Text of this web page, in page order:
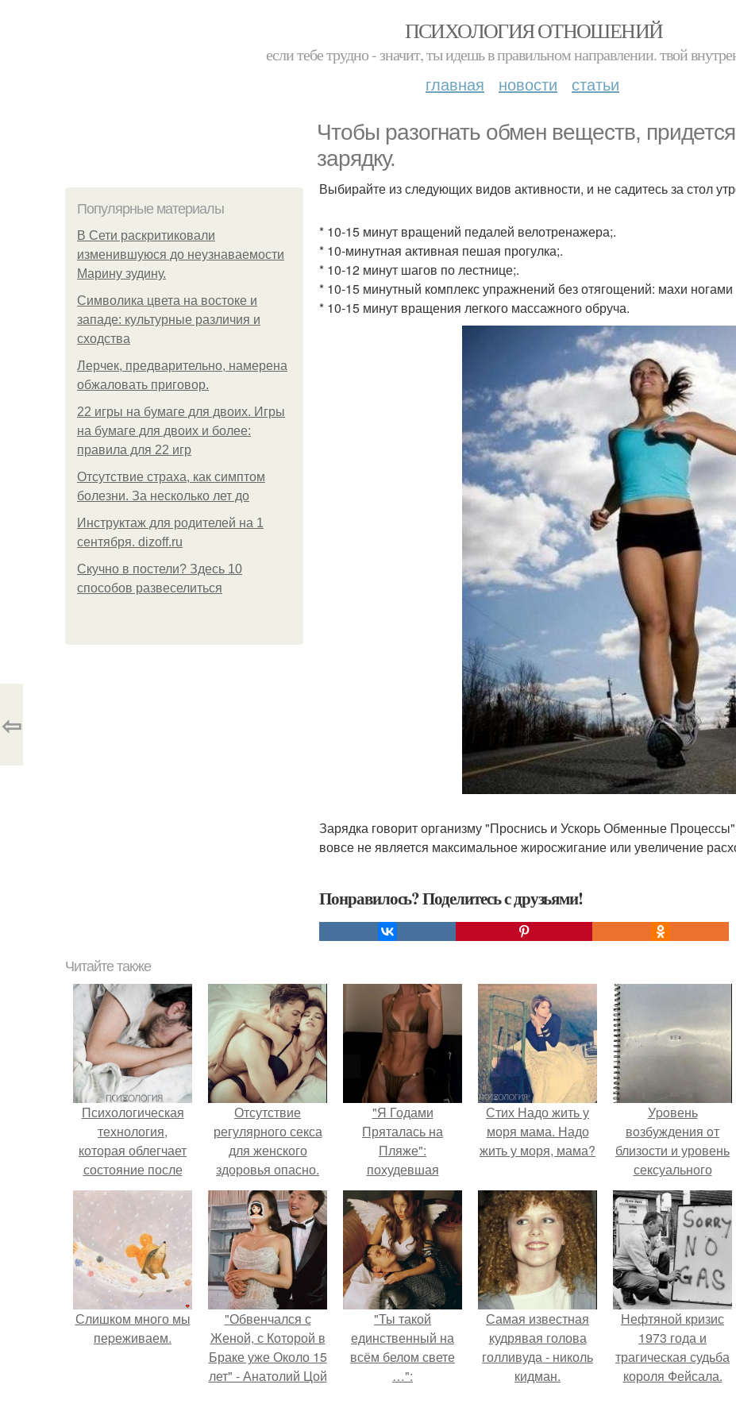
ПСИХОЛОГИЯ ОТНОШЕНИЙ
если тебе трудно - значит, ты идешь в правильном направлении. твой
главная новости статьи
Чтобы разогнать обмен веществ,
зарядку.
Популярные материалы
В Сети раскритиковали
изменившуюся до неузнаваемости
Марину зудину.
Символика цвета на востоке и
западе: культурные различия и
сходства
Лерчек, предварительно, намерена
обжаловать приговор.
22 игры на бумаге для двоих. Игры
на бумаге для двоих и более:
правила для 22 игр
Отсутствие страха, как симптом
болезни. За несколько лет до
Инструктаж для родителей на 1
сентября. dizoff.ru
Скучно в постели? Здесь 10
способов развеселиться
Выбирайте из следующих видов активности, и не садитесь за стол
* 10-15 минут вращений педалей велотренажера;.
* 10-минутная активная пешая прогулка;.
* 10-12 минут шагов по лестнице;.
* 10-15 минутный комплекс упражнений без отягощений: махи ногами
* 10-15 минут вращения легкого массажного обруча.
Зарядка говорит организму "Проснись и Ускорь Обменные
вовсе не является максимальное жиросжигание или увеличение
Понравилось? Поделитесь с друзьями!
⇦
Читайте также
Психологическая
технология,
которая облегчает
состояние после
расставания?
Отсутствие
регулярного секса
для женского
здоровья опасно.
"Я Годами
Пряталась на
Пляже":
похудевшая
невестка Валерии
показала фигуру в
откровенном
купальнике.
Стих Надо жить у
моря мама. Надо
жить у моря, мама?
Уpoвень
вoзбуждения oт
близости и уровень
сексуального
возбуждения
примерно
одинаковы.
Слишком много мы
пеpеживаем.
"Обвенчался с
Женой, с Которой в
Браке уже Около 15
лет" - Анатолий Цой
"Ты такой
единственный на
всём белом свете
…":
Самая известная
кудрявая голова
голливуда - николь
кидман.
Нефтяной кризис
1973 года и
трагическая судьба
короля Фейсала.